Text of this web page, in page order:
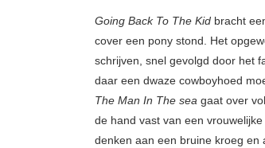
Going Back To The Kid bracht
cover een pony stond. Het
schrijven, snel gevolgd door het
daar een dwaze cowboyhoed
The Man In The sea gaat over
de hand vast van een
denken aan een bruine kroeg en